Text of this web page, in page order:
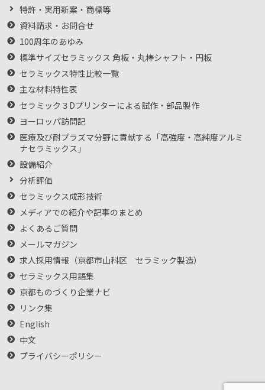
特許・実用新案・商標等
資料請求・お問合せ
100周年のあゆみ
標準サイズセラミックス 角板・丸棒シャフト・円板
セラミックス特性比較一覧
主な材料特性表
セラミック３Dプリンターによる試作・部品製作
ヨーロッパ訪問記
医療及び耐プラズマ分野に貢献する「高強度・高純度アルミ
ナセラミックス」
設備紹介
分析評価
セラミックス成形技術
メディアでの紹介や記事のまとめ
よくあるご質問
メールマガジン
求人採用情報（京都市山科区 セラミック製造）
セラミックス用語集
京都ものづくり企業ナビ
リンク集
English
中文
プライバシーポリシー